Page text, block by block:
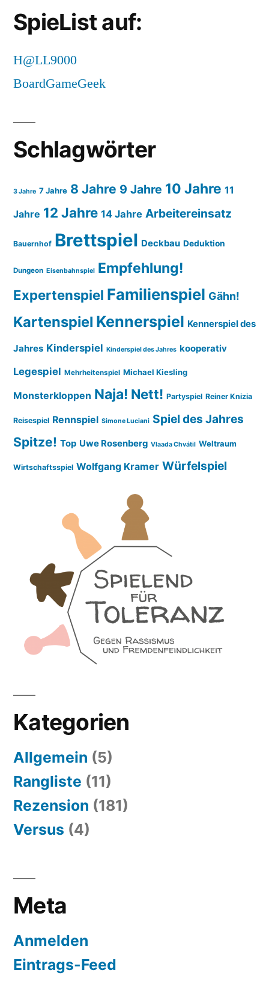
SpieList auf:
H@LL9000
BoardGameGeek
Schlagwörter
3 Jahre 7 Jahre 8 Jahre 9 Jahre 10 Jahre 11
Jahre 12 Jahre 14 Jahre Arbeitereinsatz
Bauernhof Brettspiel Deckbau Deduktion
Dungeon Eisenbahnspiel Empfehlung!
Expertenspiel Familienspiel Gähn!
Kartenspiel Kennerspiel Kennerspiel des
Jahres Kinderspiel Kinderspiel des Jahres kooperativ
Legespiel Mehrheitenspiel Michael Kiesling
Monsterkloppen Naja! Nett! Partyspiel Reiner Knizia
Reisespiel Rennspiel Simone Luciani Spiel des Jahres
Spitze! Top Uwe Rosenberg Vlaada Chvátil Weltraum
Wirtschaftsspiel Wolfgang Kramer Würfelspiel
Kategorien
Allgemein (5)
Rangliste (11)
Rezension (181)
Versus (4)
Meta
Anmelden
Eintrags-Feed